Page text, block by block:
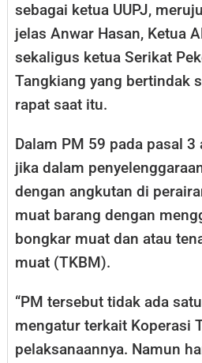
sebagai ketua UUPJ,
jelas Anwar Hasan, Ketua
sekaligus ketua Serikat
Tangkiang yang bertindak
rapat saat itu.
Dalam PM 59 pada pasal 3
jika dalam
dengan angkutan di
muat barang dengan
bongkar muat dan atau
muat (TKBM).
“PM tersebut tidak ada
mengatur terkait Koperasi
pelaksanaannya. Namun